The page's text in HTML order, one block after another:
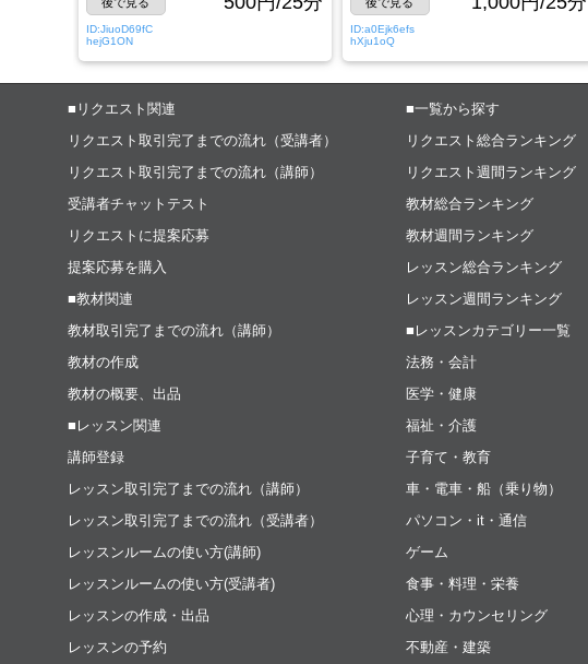
ID:JiuoD69fC
hejG1ON
ID:a0Ejk6efs
hXju1oQ
■リクエスト関連
リクエスト取引完了までの流れ（受講者）
リクエスト取引完了までの流れ（講師）
受講者チャットテスト
リクエストに提案応募
提案応募を購入
■教材関連
教材取引完了までの流れ（講師）
教材の作成
教材の概要、出品
■レッスン関連
講師登録
レッスン取引完了までの流れ（講師）
レッスン取引完了までの流れ（受講者）
レッスンルームの使い方(講師)
レッスンルームの使い方(受講者)
レッスンの作成・出品
レッスンの予約
■一覧から探す
リクエスト総合ランキング
リクエスト週間ランキング
教材総合ランキング
教材週間ランキング
レッスン総合ランキング
レッスン週間ランキング
■レッスンカテゴリー一覧
法務・会計
医学・健康
福祉・介護
子育て・教育
車・電車・船（乗り物）
パソコン・it・通信
ゲーム
食事・料理・栄養
心理・カウンセリング
不動産・建築